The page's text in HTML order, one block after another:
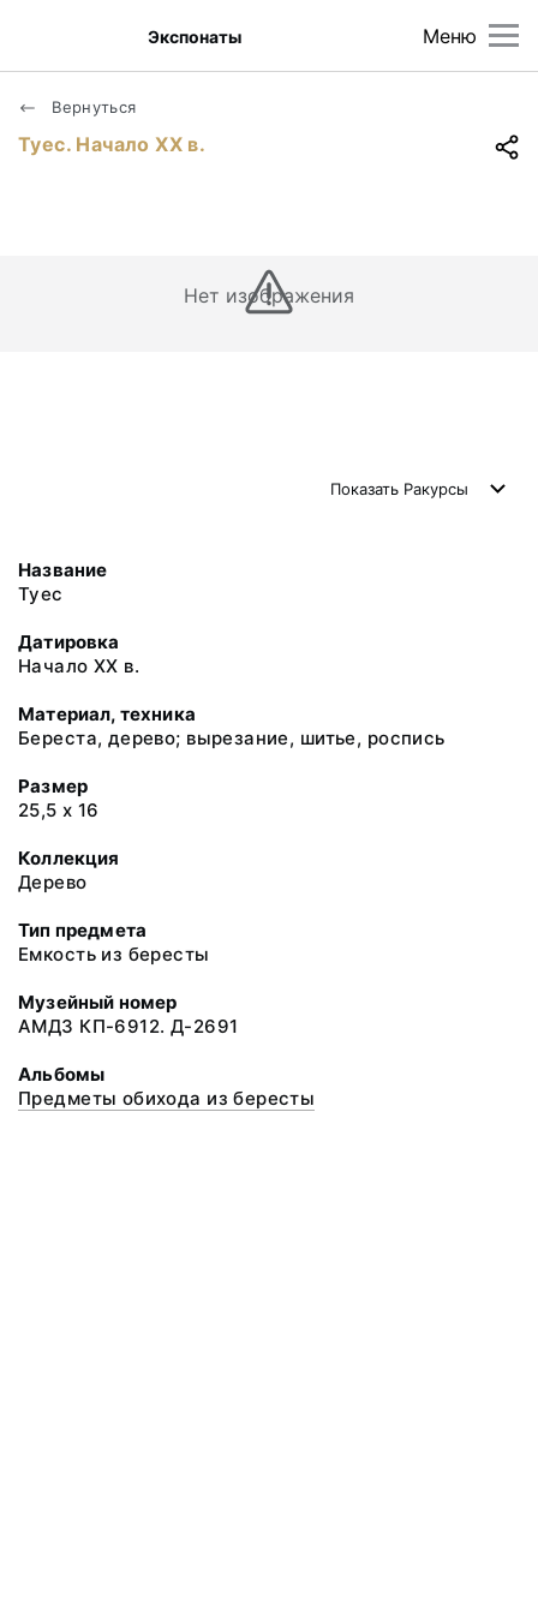
Меню
Экспонаты
Вернуться
Туес. Начало XX в.
Нет изображения
Показать Ракурсы
Название
Туес
Датировка
Начало XX в.
Материал, техника
Береста, дерево; вырезание, шитье, роспись
Размер
25,5 х 16
Коллекция
Дерево
Тип предмета
Емкость из бересты
Музейный номер
АМДЗ КП-6912. Д-2691
Альбомы
Предметы обихода из бересты